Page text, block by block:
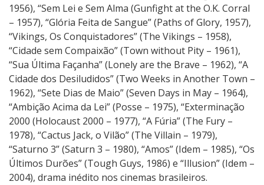
1956), “Sem Lei e Sem Alma (Gunfight at the O.K. Corral
– 1957), “Glória Feita de Sangue” (Paths of Glory, 1957),
“Vikings, Os Conquistadores” (The Vikings – 1958),
“Cidade sem Compaixão” (Town without Pity – 1961),
“Sua Última Façanha” (Lonely are the Brave – 1962), “A
Cidade dos Desiludidos” (Two Weeks in Another Town –
1962), “Sete Dias de Maio” (Seven Days in May – 1964),
“Ambição Acima da Lei” (Posse – 1975), “Exterminação
2000 (Holocaust 2000 – 1977), “A Fúria” (The Fury –
1978), “Cactus Jack, o Vilão” (The Villain – 1979),
“Saturno 3” (Saturn 3 – 1980), “Amos” (Idem – 1985), “Os
Últimos Durões” (Tough Guys, 1986) e “Illusion” (Idem –
2004), drama inédito nos cinemas brasileiros.